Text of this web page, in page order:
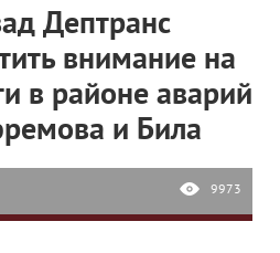
Дептранс
внимание на
в районе аварий
и Била
9973